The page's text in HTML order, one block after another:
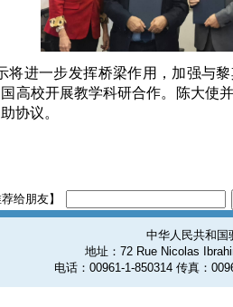
将进一步发挥桥梁作用，加强与
高校开展教学科研合作。陈大使
协议。
荐给朋友】
中华人民共和国
地址：72 Rue Nicolas
电话：00961-1-850314 传真：